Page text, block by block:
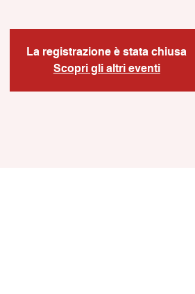
La registrazione è stata chiusa
Scopri gli altri eventi